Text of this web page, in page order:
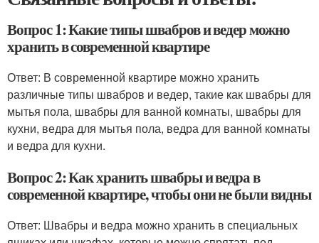
Вопрос 1: Какие типы швабров и ведер можно
хранить в современной квартире
Ответ: В современной квартире можно хранить
различные типы швабров и ведер, такие как швабры для
мытья пола, швабры для ванной комнаты, швабры для
кухни, ведра для мытья пола, ведра для ванной комнаты
и ведра для кухни.
Вопрос 2: Как хранить швабры и ведра в
современной квартире, чтобы они не были видны
Ответ: Швабры и ведра можно хранить в специальных